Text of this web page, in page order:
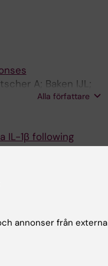
A; Baken IJL;
PAlla författare
IL-1β following
annonser från externa